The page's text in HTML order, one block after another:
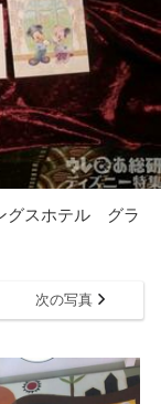
グスホテル グラ
次の写真